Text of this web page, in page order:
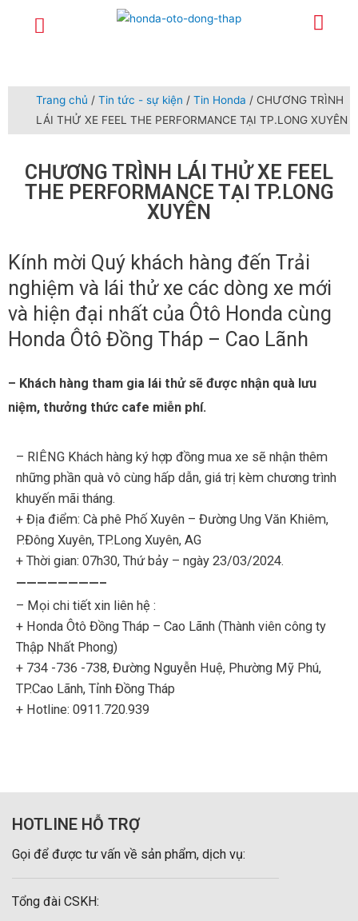
Trang chủ / Tin tức - sự kiện / Tin Honda / CHƯƠNG TRÌNH
LÁI THỬ XE FEEL THE PERFORMANCE TẠI TP.LONG XUYÊN
CHƯƠNG TRÌNH LÁI THỬ XE FEEL
THE PERFORMANCE TẠI TP.LONG
XUYÊN
Kính mời Quý khách hàng đến Trải
nghiệm và lái thử xe các dòng xe mới
và hiện đại nhất của Ôtô Honda cùng
Honda Ôtô Đồng Tháp – Cao Lãnh
– Khách hàng tham gia lái thử sẽ được nhận quà lưu
niệm, thưởng thức cafe miễn phí.
– RIÊNG Khách hàng ký hợp đồng mua xe sẽ nhận thêm
những phần quà vô cùng hấp dẫn, giá trị kèm chương trình
khuyến mãi tháng.
+ Địa điểm: Cà phê Phố Xuyên – Đường Ung Văn Khiêm,
P.Đông Xuyên, TP.Long Xuyên, AG
+ Thời gian: 07h30, Thứ bảy – ngày 23/03/2024.
————————–
– Mọi chi tiết xin liên hệ :
+ Honda Ôtô Đồng Tháp – Cao Lãnh (Thành viên công ty
Thập Nhất Phong)
+ 734 -736 -738, Đường Nguyễn Huệ, Phường Mỹ Phú,
TP.Cao Lãnh, Tỉnh Đồng Tháp
+ Hotline: 0911.720.939
HOTLINE HỖ TRỢ
Gọi để được tư vấn về sản phẩm, dịch vụ:
Tổng đài CSKH: